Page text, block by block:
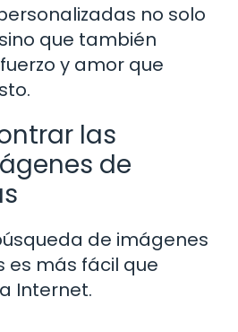
no solo
que también
y amor que
las
de
de imágenes
es más fácil que
Internet.